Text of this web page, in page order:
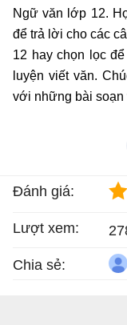
Ngữ văn lớp 12.
để trả lời cho các
12 hay chọn lọc
luyện viết văn.
với những bài soạn
Đánh giá:
Lượt xem:
Chia sẻ: